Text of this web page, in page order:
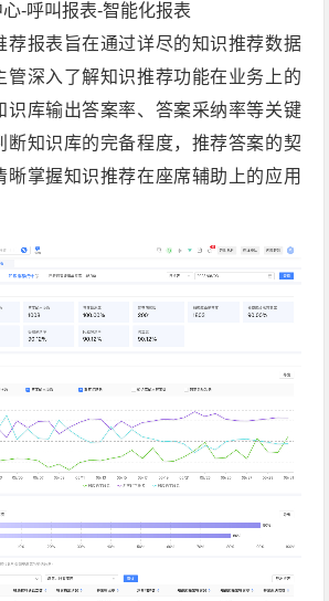
-呼叫报表-智能化报表
荐报表旨在通过详尽的知识推荐数据
管深入了解知识推荐功能在业务上的
识库输出答案率、答案采纳率等关键
断知识库的完备程度，推荐答案的契
晰掌握知识推荐在座席辅助上的应用